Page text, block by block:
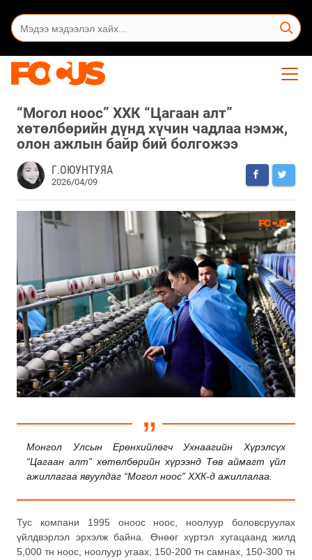
“Могол ноос” ХХК “Цагаан алт”
хөтөлбөрийн дүнд хүчин чадлаа нэмж,
олон ажлын байр бий болгожээ
Г.ОЮУНТУЯА
2026/04/09
Монгол Улсын Ерөнхийлөгч Ухнаагийн Хүрэлсүх
“Цагаан алт” хөтөлбөрийн хүрээнд Төв аймагт үйл
ажиллагаа явуулдаг “Могол ноос” ХХК-д ажиллалаа.
Тус компани 1995 оноос ноос, ноолуур боловсруулах
үйлдвэрлэл эрхэлж байна. Өнөөг хүртэл хугацаанд жилд
5,000 тн ноос, ноолуур угаах, 150-200 тн самнах, 150-300 тн